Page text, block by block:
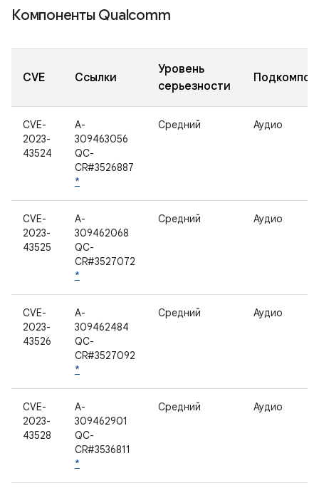
Компоненты Qualcomm
CVE Ссылки
Уровень
серьезности
CVE-
2023-
43524
A-
309463056
QC-
CR#3526887
*
Средний Аудио
CVE-
2023-
43525
A-
309462068
QC-
CR#3527072
*
Средний Аудио
CVE-
2023-
43526
A-
309462484
QC-
CR#3527092
*
Средний Аудио
CVE-
2023-
43528
A-
309462901
QC-
CR#3536811
*
Средний Аудио